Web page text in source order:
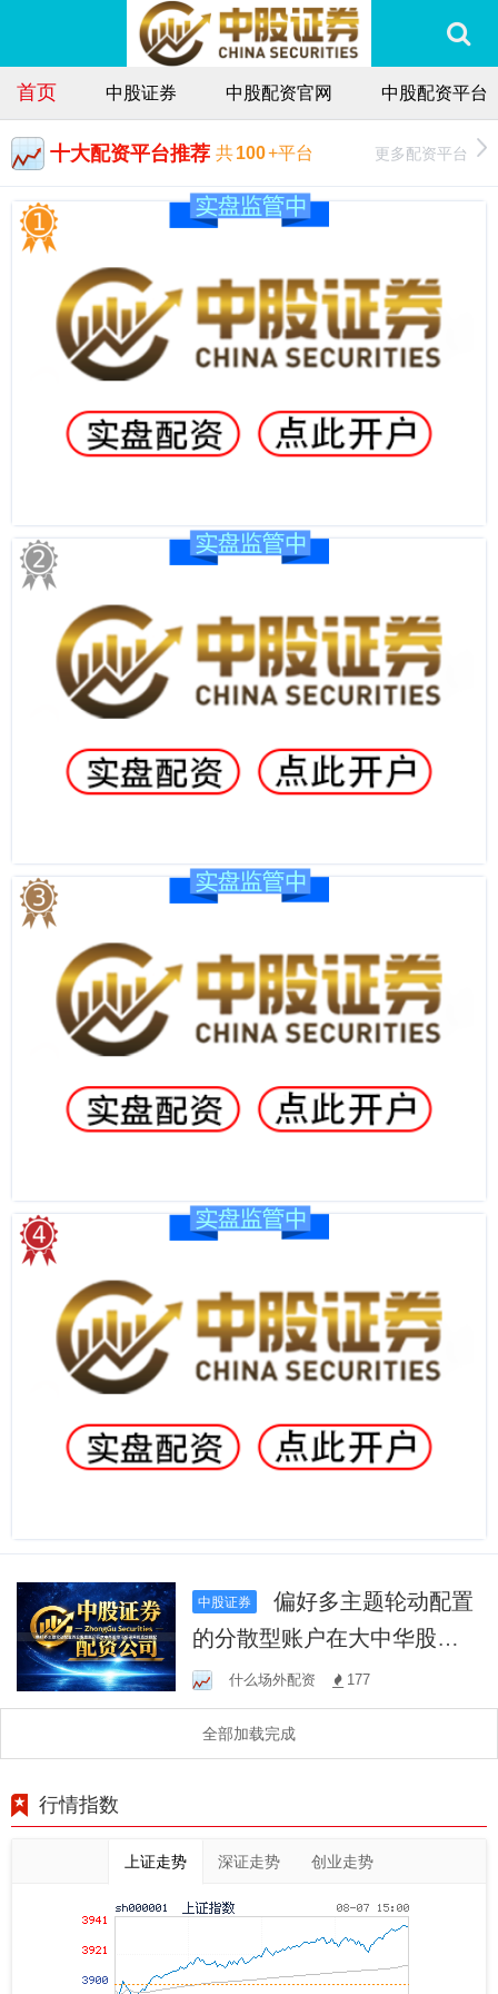
首页 中股证券 中股配资官网 中股配资平台
十大配资平台推荐 共100+平台 更多配资平台
中股证券
偏好多主题轮动配置
的分散型账户在大中华股票
市场运用投资炒股配
什么场外配资 177
全部加载完成
行情指数
上证走势 深证走势 创业走势